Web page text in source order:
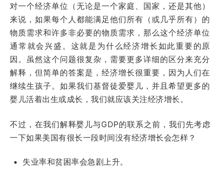
对一个经济单位（无论是一个家庭、国家，还是其他）
来说，如果每个人都能满足他们所有（或几乎所有）的
物质需求和许多非必要的物质需求，那么这个经济单位
通常就会兴盛。这就是为什么经济增长如此重要的原
因。虽然这个问题很复杂，需要更多详细的区分来充分
解释，但简单的答案是，经济增长很重要，因为人们在
继续生孩子。如果我们基督徒爱婴儿，并且希望更多的
婴儿活着出生或成长，我们就应该关注经济增长。
不过，在我们解释婴儿与GDP的联系之前，我们先考虑
一下如果美国有很长一段时间没有经济增长会怎样？
失业率和贫困率会急剧上升。